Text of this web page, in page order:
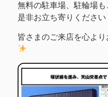
無料の駐車場、駐輪場も
是非お立ち寄りください
皆さまのご来店を心よ